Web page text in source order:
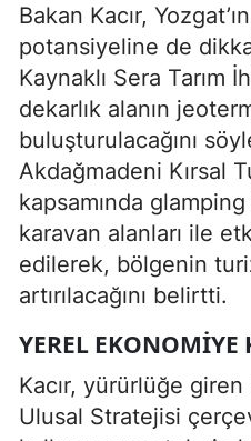
Bakan Kacır,
potansiyeline de
Kaynaklı Sera Tarım
dekarlık alanın
buluşturulacağını
Akdağmadeni Kırsal
kapsamında
karavan alanları ile
edilerek, bölgenin
artırılacağını belirtti.
YEREL EKONOMIYE
Kacır, yürürlüğe
Ulusal Stratejisi